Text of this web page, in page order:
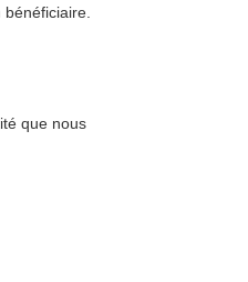
que nous